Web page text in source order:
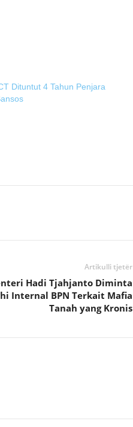
Dituntut 4 Tahun Penjara
Artikulli tjetër
Hadi Tjahjanto Diminta
Internal BPN Terkait Mafia
Tanah yang Kronis